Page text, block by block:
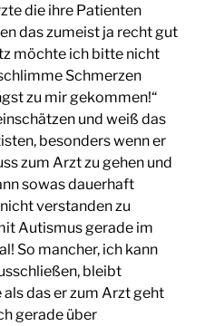
die ihre Patienten
das zumeist ja recht gut
möchte ich bitte nicht
Schmerzen
zu mir gekommen!“
und weiß das
besonders wenn er
zum Arzt zu gehen und
sowas dauerhaft
verstanden zu
Autismus gerade im
So mancher, ich kann
bleibt
das er zum Arzt geht
gerade über